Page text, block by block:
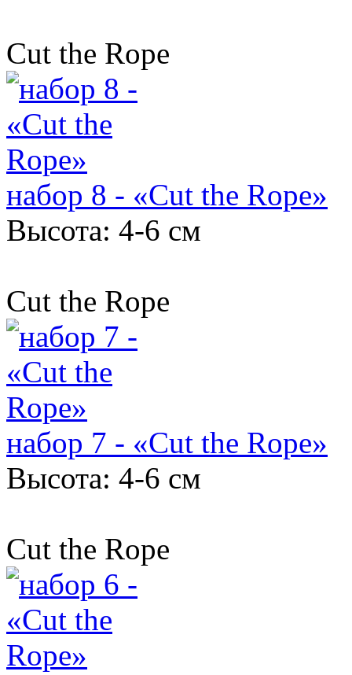
Cut the Rope
набор 8 - «Cut the Rope»
Высота: 4-6 см
Cut the Rope
набор 7 - «Cut the Rope»
Высота: 4-6 см
Cut the Rope